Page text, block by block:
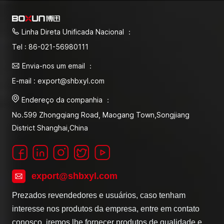
Linha Direta Unificada Nacional ：
Tel : 86-021-56980111
Envia-nos um email ：
E-mail : export@shbxyl.com
Endereço da companhia ：
No.599 Zhongqiang Road, Maogang Town,Songjiang
District Shanghai,China
export@shbxyl.com
Prezados revendedores e usuários, caso tenham
interesse nos produtos da empresa, entre em contato